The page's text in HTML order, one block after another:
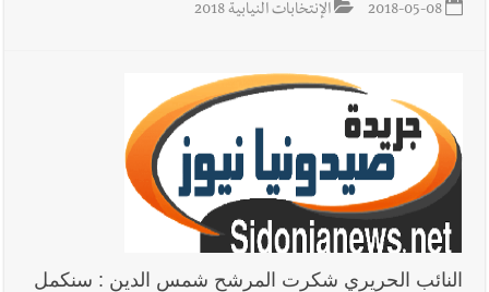
أخبار لبنان
قوى الأمن الداخلي : توقيف منفّذ عمليات نشل في
جبل لبنان
2018-05-08 الإنتخابات النيابية 2018
النائب الحريري شكرت المرشح شمس الدين : سنكمل